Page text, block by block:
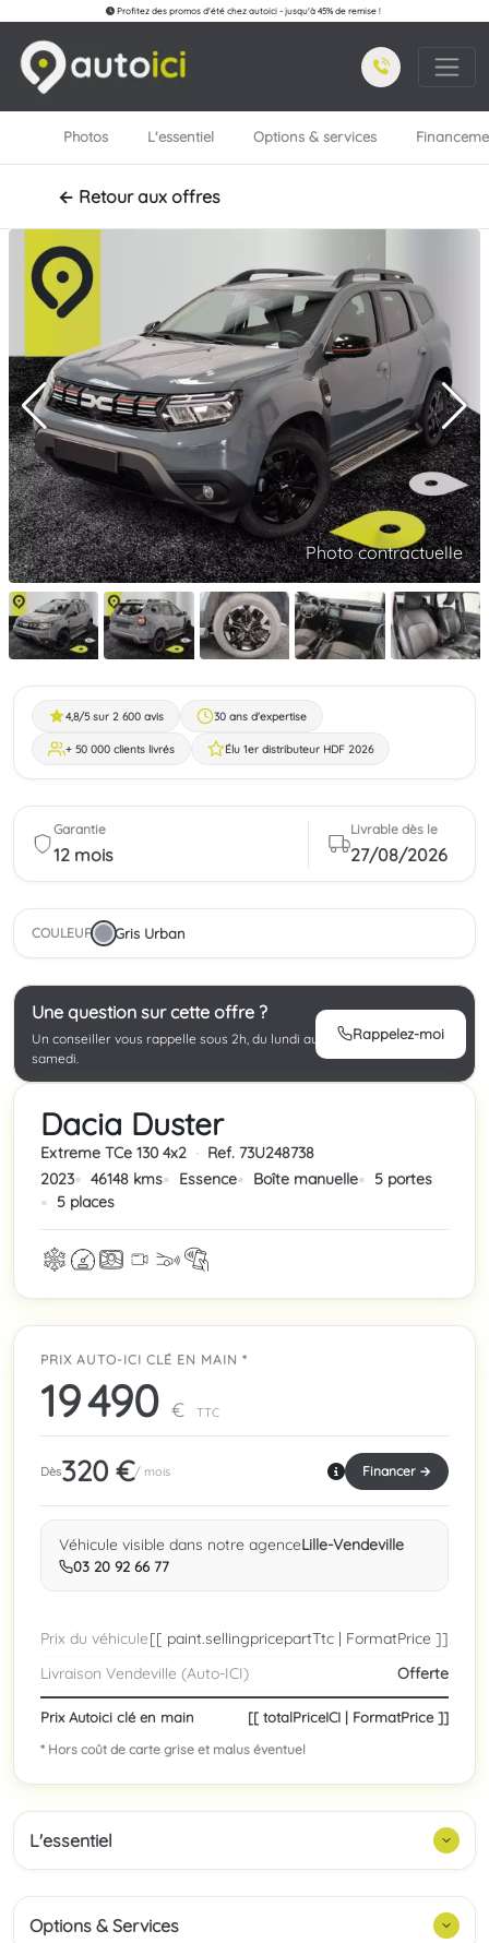
Profitez des promos d'été chez autoici - jusqu'à 45% de remise !
Photos L'essentiel Options & services
← Retour aux offres
Photo contractuelle
4,8/5 sur 2 600 avis 30 ans d'expertise
+ 50 000 clients livrés Élu 1er distributeur HDF 2026
Garantie
12 mois
Livrable dès le
27/08/2026
COULEUR Gris Urban
Une question sur cette offre ?
Un conseiller vous rappelle sous 2h, du lundi au
samedi.
Rappelez-moi
Dacia Duster
Extreme TCe 130 4x2 · Ref. 73U248738
2023
46148 kms Essence Boîte manuelle
5 portes
5 places
PRIX AUTO-ICI CLÉ EN MAIN *
19 490 € TTC
Dès320 €/ mois Financer →
Véhicule visible dans notre agenceLille-Vendeville
03 20 92 66 77
Prix du véhicule[[ paint.sellingpricepartTtc | FormatPrice ]]
Livraison Vendeville (Auto-ICI)
Offerte
Prix Autoici clé en main [[ totalPriceICI | FormatPrice ]]
* Hors coût de carte grise et malus éventuel
L'essentiel
Options & Services